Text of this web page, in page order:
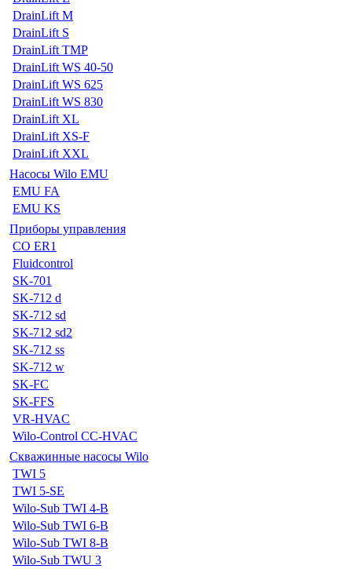
DrainLift M
DrainLift S
DrainLift TMP
DrainLift WS 40-50
DrainLift WS 625
DrainLift WS 830
DrainLift XL
DrainLift XS-F
DrainLift XXL
Насосы Wilo EMU
EMU FA
EMU KS
Приборы управления
CO ER1
Fluidcontrol
SK-701
SK-712 d
SK-712 sd
SK-712 sd2
SK-712 ss
SK-712 w
SK-FC
SK-FFS
VR-HVAC
Wilo-Control CC-HVAC
Скважинные насосы Wilo
TWI 5
TWI 5-SE
Wilo-Sub TWI 4-B
Wilo-Sub TWI 6-B
Wilo-Sub TWI 8-B
Wilo-Sub TWU 3